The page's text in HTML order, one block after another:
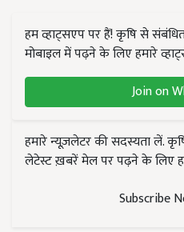
हम व्हाट्सएप पर हैं! कृषि से
मोबाइल में पढ़ने के लिए हमारे
Join on
हमारे न्यूज़लेटर की सदस्यता लें.
लेटेस्ट ख़बरें मेल पर पढ़ने के लिए
Subscribe